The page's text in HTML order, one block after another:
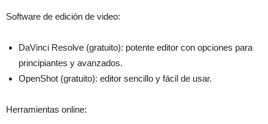
Software de edición de video:
DaVinci Resolve (gratuito): potente editor con opciones para
principiantes y avanzados.
OpenShot (gratuito): editor sencillo y fácil de usar.
Herramientas online: